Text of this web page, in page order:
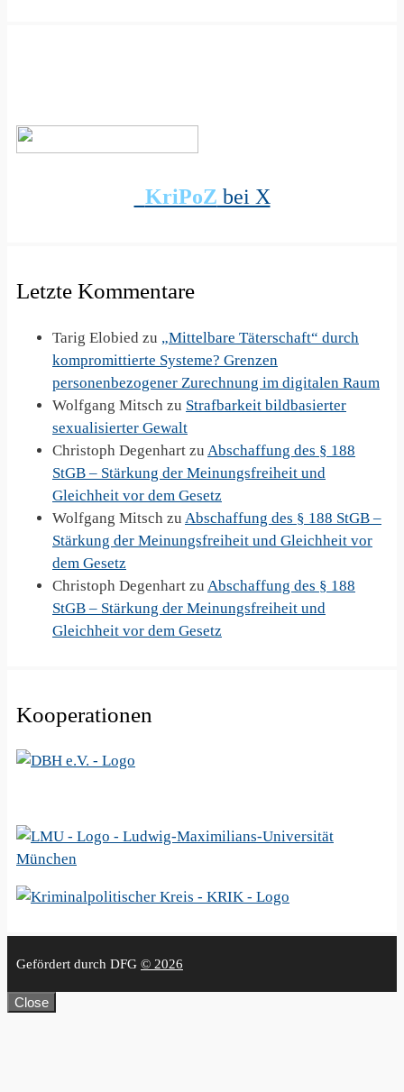
KriPoZ bei X
Letzte Kommentare
Tarig Elobied zu „Mittelbare Täterschaft“ durch
kompromittierte Systeme? Grenzen
personenbezogener Zurechnung im digitalen Raum
Wolfgang Mitsch zu Strafbarkeit bildbasierter
sexualisierter Gewalt
Christoph Degenhart zu Abschaffung des § 188
StGB – Stärkung der Meinungsfreiheit und
Gleichheit vor dem Gesetz
Wolfgang Mitsch zu Abschaffung des § 188 StGB –
Stärkung der Meinungsfreiheit und Gleichheit vor
dem Gesetz
Christoph Degenhart zu Abschaffung des § 188
StGB – Stärkung der Meinungsfreiheit und
Gleichheit vor dem Gesetz
Kooperationen
Gefördert durch DFG © 2026
Close